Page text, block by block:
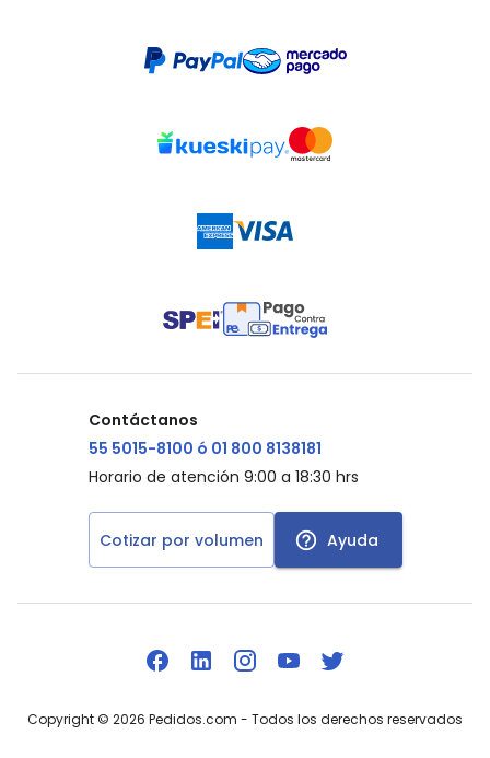
Contáctanos
55 5015-8100 ó 01 800 8138181
Horario de atención 9:00 a 18:30 hrs
Cotizar por volumen Ayuda
Copyright © 2026 Pedidos.com - Todos los derechos reservados